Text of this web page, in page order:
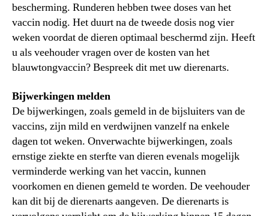
bescherming. Runderen hebben twee doses van het
vaccin nodig. Het duurt na de tweede dosis nog vier
weken voordat de dieren optimaal beschermd zijn. Heeft
u als veehouder vragen over de kosten van het
blauwtongvaccin? Bespreek dit met uw dierenarts.
Bijwerkingen melden
De bijwerkingen, zoals gemeld in de bijsluiters van de
vaccins, zijn mild en verdwijnen vanzelf na enkele
dagen tot weken. Onverwachte bijwerkingen, zoals
ernstige ziekte en sterfte van dieren evenals mogelijk
verminderde werking van het vaccin, kunnen
voorkomen en dienen gemeld te worden. De veehouder
kan dit bij de dierenarts aangeven. De dierenarts is